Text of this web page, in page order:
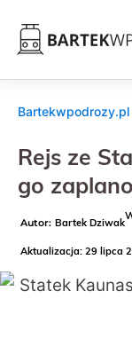
Bartekwpodrozy.pl
Rejs ze
go
Bartek Dziwak
Aktualizacja: 29 lipca